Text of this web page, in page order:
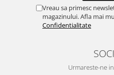
Vreau sa primesc
magazinului. Afla mai
Confidentialitate
Urmareste-ne